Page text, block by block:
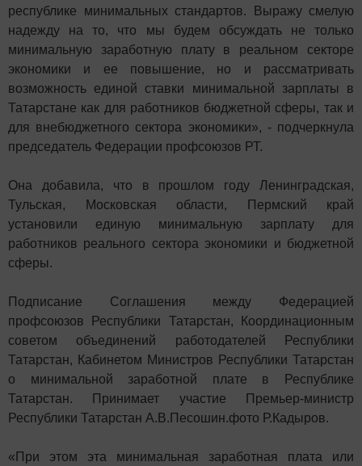
республике минимальных стандартов. Выражу смелую
надежду на то, что мы будем обсуждать не только
минимальную заработную плату в реальном секторе
экономики и ее повышение, но и рассматривать
возможность единой ставки минимальной зарплаты в
Татарстане как для работников бюджетной сферы, так и
для внебюджетного сектора экономики», - подчеркнула
председатель Федерации профсоюзов РТ.
Она добавила, что в прошлом году Ленинградская,
Тульская, Московская области, Пермский край
установили единую минимальную зарплату для
работников реального сектора экономики и бюджетной
сферы.
Подписание Соглашения между Федерацией
профсоюзов Республики Татарстан, Координационным
советом объединений работодателей Республики
Татарстан, Кабинетом Министров Республики Татарстан
о минимальной заработной плате в Республике
Татарстан. Принимает участие Премьер-министр
Республики Татарстан А.В.Песошин.фото Р.Кадыров.
«При этом эта минимальная заработная плата или